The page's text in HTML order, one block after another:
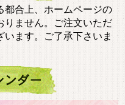
都合上、ホームページの
りません。ご注文いただ
ます。ご了承下さいま